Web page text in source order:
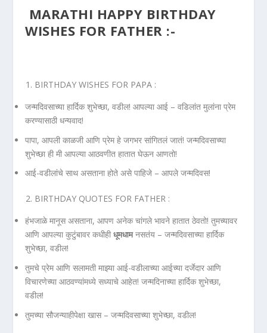
MARATHI HAPPY BIRTHDAY
WISHES FOR FATHER :-
BIRTHDAY WISHES FOR PAPA :
जन्मदिवसाच्या हार्दिक शुभेच्छा, वडील! आपल्या आई – वडिलांत मुलांना प्रेम
करण्यासाठी धन्यवाद!
पापा, आपली काळजी आणि प्रेम हे जगभर सांगितलं जातं! जन्मदिवसाच्या
शुभेच्छा ही मी आपल्या आठवणीत हातात घेऊन आणतो!
आई-वडीलांचे साथ असताना होते असे पाहिजे – आपले जन्मदिवस!
BIRTHDAY QUOTES FOR FATHER :
हंभजाळे मानूस असताना, आपण अनेक चांगले भावने हातात ठेवतो! तुमच्यावर
आणि आपल्या कुटुंबावर कधीहीधूमधामनसतंय – जन्मदिवसाच्या हार्दिक
शुभेच्छा, वडील!
तुमचे प्रेम आणि सलामती माझ्या आई-वडीलाच्या आईच्या दर्जेदार आणि
विचारणेच्या आठवण्यांमध्ये सध्याचे आहेत! जन्मदिनाच्या हार्दिक शुभेच्छा,
वडील!
तुमच्या सौजन्याहीपेक्षा खास – जन्मदिवसाच्या शुभेच्छा, वडील!